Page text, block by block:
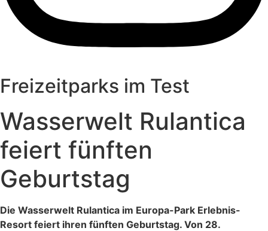
Freizeitparks im Test
Wasserwelt Rulantica
feiert fünften
Geburtstag
Die Wasserwelt Rulantica im Europa-Park Erlebnis-
Resort feiert ihren fünften Geburtstag. Von 28.